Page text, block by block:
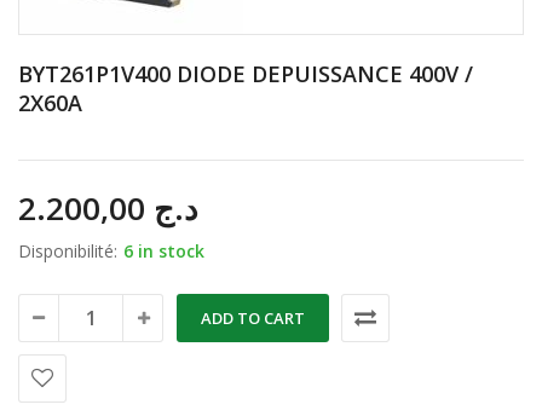
BYT261P1V400 DIODE DEPUISSANCE 400V /
2X60A
د.ج
Disponibilité: 6 in stock
ADD TO CART